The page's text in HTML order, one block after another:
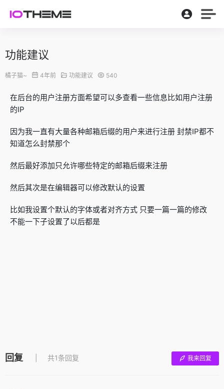
功能建议
橘子猫~ 4年前 功能建议 540
在后台的用户注册方面希望可以多查看一些信息比如用户注册
的IP
因为我一直有大量各种邮箱后缀的用户来进行注册 封禁IP都不
知道怎么封禁那个
然后最好添加只允许哪些特定的邮箱后缀来注册
然后其次是在编辑器可以修改默认的设置
比如我设置个默认的字体或者对齐方式 只要一篇一篇的修改
不能一下子设置了以后都是
回复 共1条回复 我来回复